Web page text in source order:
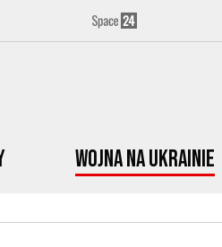
Wojna na Ukrainie